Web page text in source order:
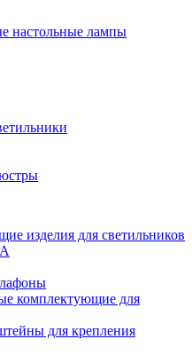
настольные лампы
изделия для светильников
комплектующие для
для крепления